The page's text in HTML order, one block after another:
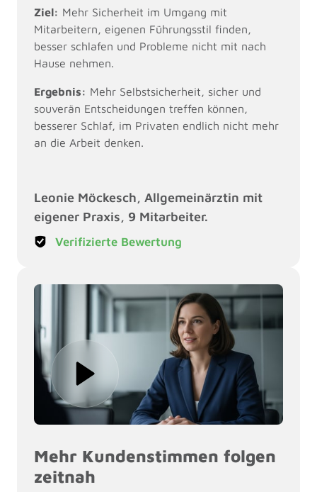
Ziel: Mehr Sicherheit im Umgang mit
Mitarbeitern, eigenen Führungsstil finden,
besser schlafen und Probleme nicht mit nach
Hause nehmen.
Ergebnis: Mehr Selbstsicherheit, sicher und
souverän Entscheidungen treffen können,
besserer Schlaf, im Privaten endlich nicht mehr
an die Arbeit denken.
Leonie Möckesch, Allgemeinärztin mit
eigener Praxis, 9 Mitarbeiter.
Verifizierte Bewertung
Mehr Kundenstimmen folgen
zeitnah